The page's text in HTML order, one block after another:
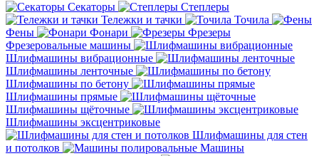
Секаторы
Степлеры
Тележки и тачки
Точила
Фены
Фонари
Фрезеры
Фрезеровальные машины
Шлифмашины вибрационные
Шлифмашины ленточные
Шлифмашины по бетону
Шлифмашины прямые
Шлифмашины щёточные
Шлифмашины эксцентриковые
Шлифмашины для стен
и потолков
Машины